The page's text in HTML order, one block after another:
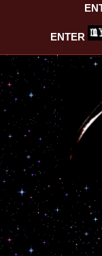
ENTER